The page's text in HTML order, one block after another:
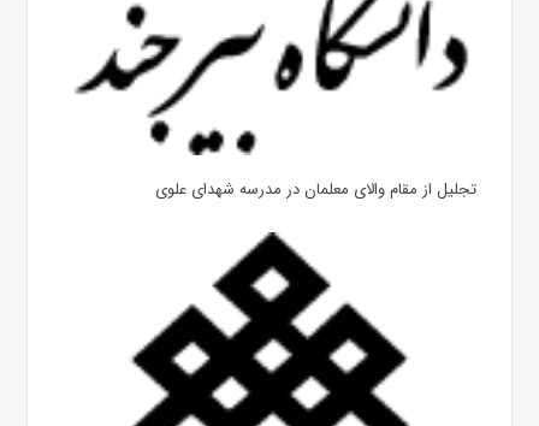
تجلیل از مقام والای معلمان در مدرسه شهدای علوی